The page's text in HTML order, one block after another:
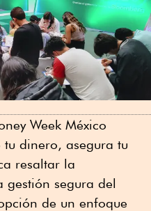
Week México
tu dinero, asegura tu
resaltar la
gestión segura del
de un enfoque